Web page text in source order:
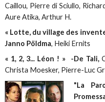
Caillou, Pierre di Sciullo,
Aure Atika, Arthur H.
« Lotte, du village des
Janno Pöldma, Heiki Ernits
« 1, 2, 3... Léon ! » -De Tali,
Christa Moesker, Pierre-Luc
"La